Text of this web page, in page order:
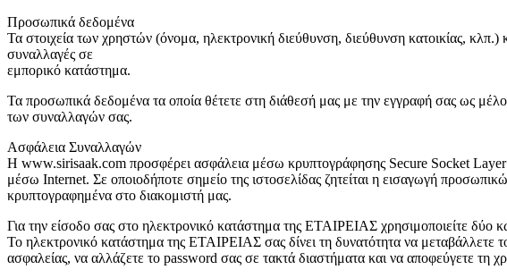
Προσωπικά δεδομένα
Τα στοιχεία των χρηστών (όνομα, ηλεκτρονική διεύθυνση, διεύθυνση κατοικίας,
συναλλαγές σε
εμπορικό κατάστημα.
Τα προσωπικά δεδομένα τα οποία θέτετε στη διάθεσή μας με την εγγραφή σας ως
των συναλλαγών σας.
Ασφάλεια Συναλλαγών
Η www.sirisaak.com προσφέρει ασφάλεια μέσω κρυπτογράφησης Secure Socket Layer
μέσω Internet. Σε οποιοδήποτε σημείο της ιστοσελίδας ζητείται η εισαγωγή
κρυπτογραφημένα στο διακομιστή μας.
Για την είσοδο σας στο ηλεκτρονικό κατάστημα της ΕΤΑΙΡΕΙΑΣ χρησιμοποιείτε
Το ηλεκτρονικό κατάστημα της ΕΤΑΙΡΕΙΑΣ σας δίνει τη δυνατότητα να
ασφαλείας, να αλλάζετε το password σας σε τακτά διαστήματα και να αποφεύγετε τη